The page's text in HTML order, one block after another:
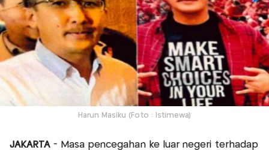
Harun Masiku (Foto : Istimewa)
JAKARTA - Masa pencegahan ke luar negeri terhadap